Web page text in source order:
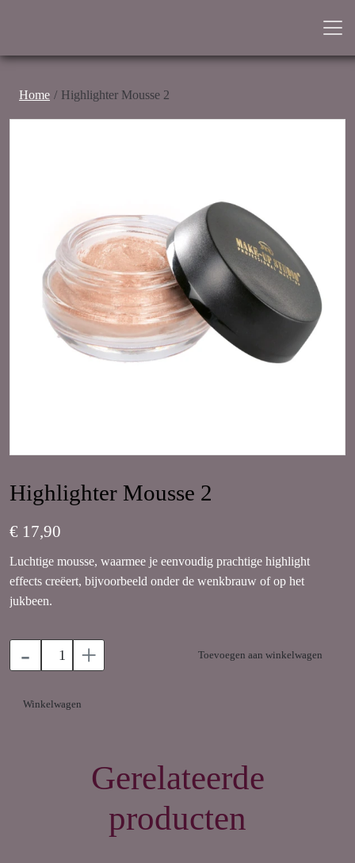
Home Highlighter Mousse 2
Highlighter Mousse 2
€ 17,90
Luchtige mousse, waarmee je eenvoudig prachtige highlight
effects creëert, bijvoorbeeld onder de wenkbrauw of op het
jukbeen.
- + Toevoegen aan winkelwagen
Winkelwagen
Gerelateerde
producten